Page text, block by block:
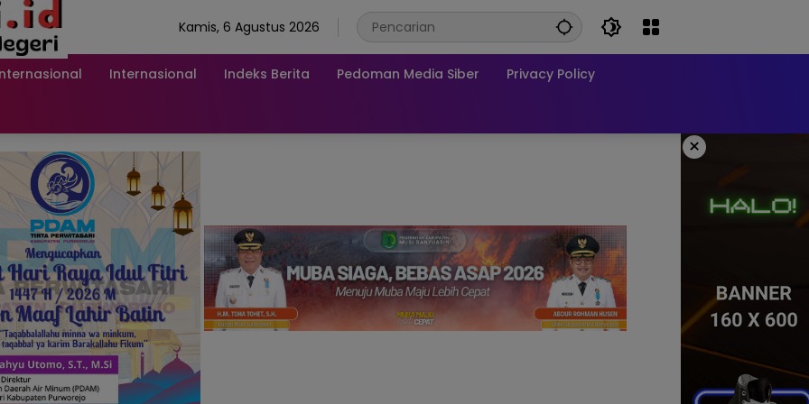
Kamis, 6 Agustus 2026
Internasional Indeks Berita Pedoman Media Siber Privacy Policy
×